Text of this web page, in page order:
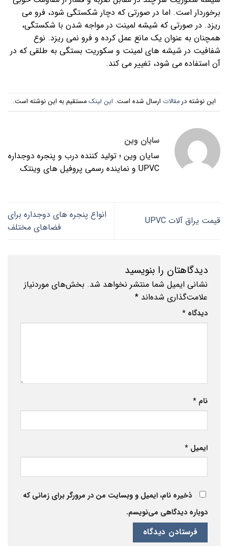
برخوردار است. اما در صورتی که دچار شکستگی شود، فرو می
ریزد. در صورتی که شیشه لمینت در مواجه شدن با شکستگی،
همچنان به عنوان یک مانع عمل کرده و فرو نمی ریزد. نوع
شفافیت در شیشه های لمینت و سکوریت بستگی به طلقی که در
آن استفاده می شود، تغییر می کند.
این نوشته درمقالات ارسال شده است. این لینک مستقیم به این نوشته است.
سایان وین
سایان وین ؛ تولید کننده درب و پنجره دوجداره
UPVC و نماینده رسمی پروفیل های وینتک
قیمت یراق آلات UPVC
انواع پنجره های دوجداره برای
فضاهای مختلف
دیدگاهتان را بنویسید
نشانی ایمیل شما منتشر نخواهد شد. بخش‌های موردنیاز
علامت‌گذاری شده‌اند *
دیدگاه *
نام *
ایمیل *
ذخیره نام، ایمیل و وبسایت من در مرورگر برای زمانی که
دوباره دیدگاهی می‌نویسم.